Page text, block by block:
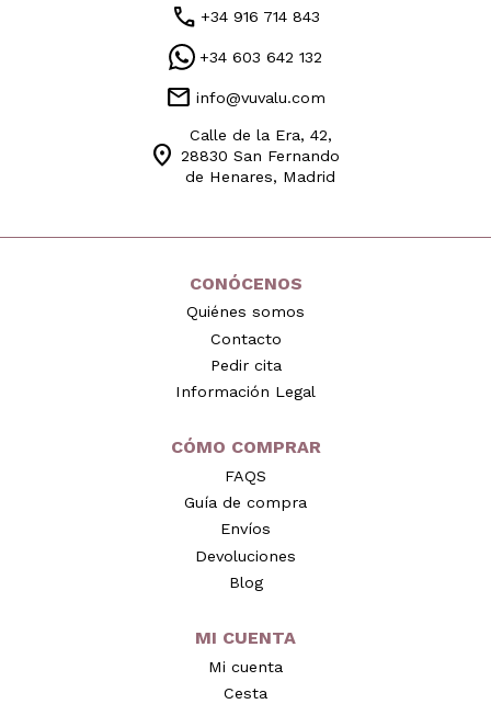
call +34 916 714 843
+34 603 642 132
mail info@vuvalu.com
location_on
Calle de la Era, 42,
28830 San Fernando
de Henares, Madrid
CONÓCENOS
Quiénes somos
Contacto
Pedir cita
Información Legal
CÓMO COMPRAR
FAQS
Guía de compra
Envíos
Devoluciones
Blog
MI CUENTA
Mi cuenta
Cesta